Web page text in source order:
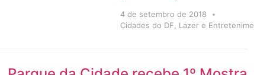
4 de setembro de 2018
Cidades do DF
Lazer e